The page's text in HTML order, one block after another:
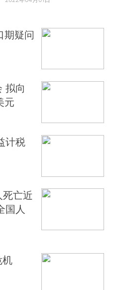
期疑问
拟向
元
计税
死亡近
国人
机